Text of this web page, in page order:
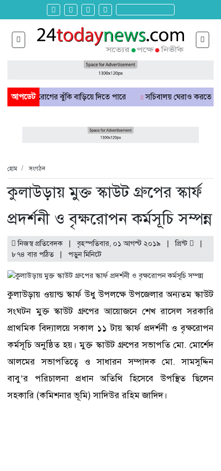
আপডেটঝুঁকি বাড়িয়ে দিতে পারে সচিবালয় ঘেরাও করতে গেল ১১
হোম সংগঠন
কুলাউড়ায় মুক্ত স্কাউট গ্রুপের স্কার্ফ
প্রদর্শনী ও বৃক্ষরোপন কর্মসূচি সম্পন্ন
নিজস্ব প্রতিবেদক | বৃহস্পতিবার, ০১ আগস্ট ২০১৯ |প্রিন্ট
|
৮৭৪ বার পঠিত
| পড়ুনমিনিটে
কুলাউড়ায় ওয়াল্ড স্কার্ফ উধু উপলক্ষে উপজেলার অন্যতম স্কাউট
সংঘটন মুক্ত স্কাউট গ্রুপের আয়োজনে শেখ রাসেল সরকারি
প্রাথমিক বিদ্যালয়ে সকাল ১১ টায় স্কার্ফ প্রদর্শনী ও বৃক্ষরোপন
কর্মসূচি অনুষ্ঠিত হয়। মুক্ত স্কাউট গ্রুপের সভাপতি মো. মোর্শেদ
আলমের সভাপতিত্বে ও সাধারন সম্পাদক মো. সামসুদ্দিন
বাবু’র পরিচালনা প্রধান অতিথি হিসেবে উপস্থিত ছিলেন
সহকারি (কমিশনার ভূমি) সাদিউর রহিম জাদিদ।